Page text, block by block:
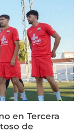
en Tercera
de